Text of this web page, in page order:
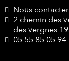
Nous contacter
2 chemin des
des vergnes
05 55 85 05 94